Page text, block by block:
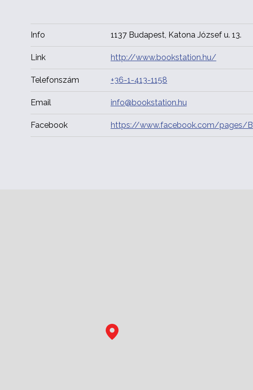
Info 1137 Budapest, Katona József u. 13.
Link http://www.bookstation.hu/
Telefonszám +36-1-413-1158
Email info@bookstation.hu
Facebook https://www.facebook.com/pages/